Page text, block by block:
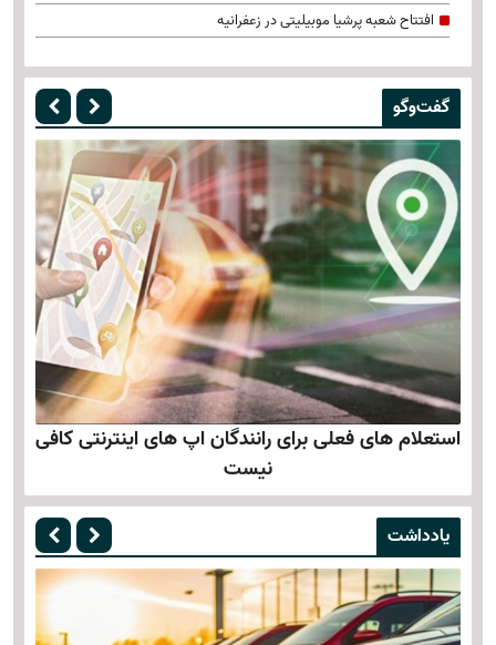
افتتاح شعبه پرشیا موبیلیتی در زعفرانیه
گفت‌وگو
استعلام های فعلی برای رانندگان اپ های اینترنتی کافی
نیست
یادداشت